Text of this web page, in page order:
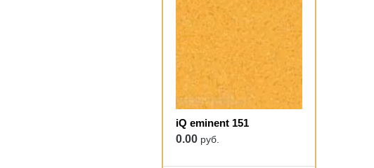
iQ eminent 151
0.00 руб.